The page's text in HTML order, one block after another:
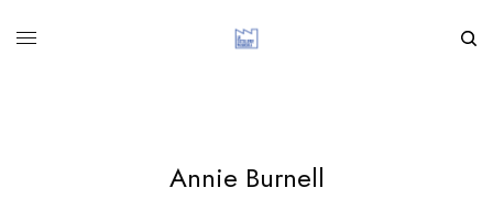
Annie Burnell